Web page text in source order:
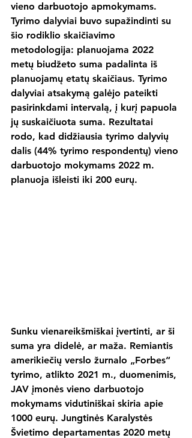
vieno darbuotojo apmokymams.
Tyrimo dalyviai buvo supažindinti su
šio rodiklio skaičiavimo
metodologija: planuojama 2022
metų biudžeto suma padalinta iš
planuojamų etatų skaičiaus. Tyrimo
dalyviai atsakymą galėjo pateikti
pasirinkdami intervalą, į kurį papuola
jų suskaičiuota suma. Rezultatai
rodo, kad didžiausia tyrimo dalyvių
dalis (44% tyrimo respondentų) vieno
darbuotojo mokymams 2022 m.
planuoja išleisti iki 200 eurų.
Sunku vienareikšmiškai įvertinti, ar ši
suma yra didelė, ar maža. Remiantis
amerikiečių verslo žurnalo „Forbes“
tyrimo, atlikto 2021 m., duomenimis,
JAV įmonės vieno darbuotojo
mokymams vidutiniškai skiria apie
1000 eurų. Jungtinės Karalystės
Švietimo departamentas 2020 metų